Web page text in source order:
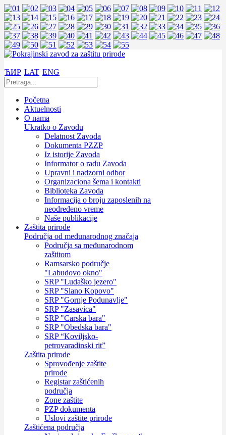
ЋИР LAT ENG
Početna
Aktuelnosti
O nama
Ukratko o Zavodu
Delatnost Zavoda
Dokumenta PZZP
Iz istorije Zavoda
Informator o radu Zavoda
Upravni i nadzorni odbor
Organizaciona šema i kontakti
Biblioteka Zavoda
Informacija o broju zaposlenih na
neodređeno vreme
Naše publikacije
Zaštita prirode
Područja od međunarodnog značaja
Područja sa međunarodnom
zaštitom
Ramsarsko područje
"Labudovo okno"
SRP "Ludaško jezero"
SRP "Slano Kopovo"
SRP "Gornje Podunavlje"
SRP "Zasavica"
SRP "Carska bara"
SRP "Obedska bara"
SRP “Koviljsko-
petrovaradinski rit”
Zaštita prirode
Sprovođenje zaštite
prirode
Registar zaštićenih
područja
Zone zaštite
PZP dokumenta
Uslovi zaštite prirode
Zaštićena područja